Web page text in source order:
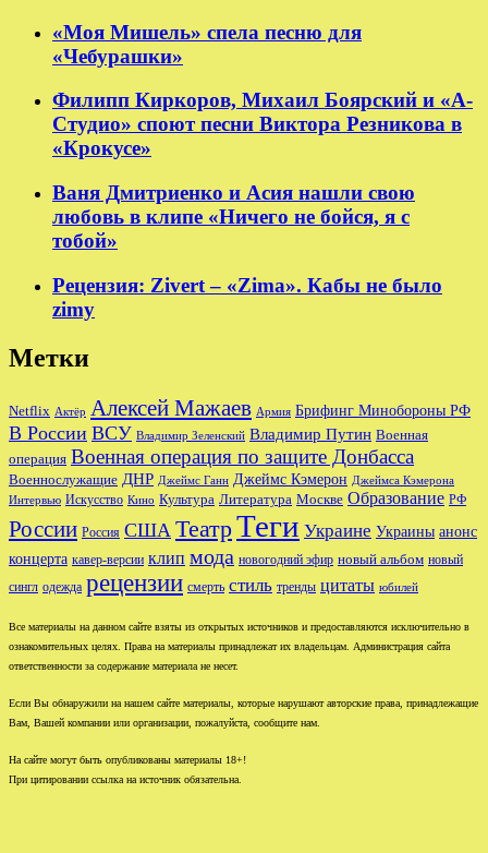
«Моя Мишель» спела песню для
«Чебурашки»
Филипп Киркоров, Михаил Боярский и «А-
Студио» споют песни Виктора Резникова в
«Крокусе»
Ваня Дмитриенко и Асия нашли свою
любовь в клипе «Ничего не бойся, я с
тобой»
Рецензия: Zivert – «Zima». Кабы не было
zimy
Метки
Netflix Актёр Алексей Мажаев Армия Брифинг Минобороны РФ
В России ВСУ Владимир Зеленский Владимир Путин Военная
операция Военная операция по защите Донбасса
Военнослужащие ДНР Джеймс Ганн Джеймс Кэмерон Джеймса Кэмерона
Интервью Искусство Кино Культура Литература Москве Образование РФ
России Россия США ТеатрТеги Украине Украины анонс
концерта кавер-версии клип мода новогодний эфир новый альбом новый
сингл одежда рецензии смерть стиль тренды цитаты юбилей
Все материалы на данном сайте взяты из открытых источников и предоставляются исключительно в
ознакомительных целях. Права на материалы принадлежат их владельцам. Администрация сайта
ответственности за содержание материала не несет.
Если Вы обнаружили на нашем сайте материалы, которые нарушают авторские права, принадлежащие
Вам, Вашей компании или организации, пожалуйста, сообщите нам.
На сайте могут быть опубликованы материалы 18+!
При цитировании ссылка на источник обязательна.